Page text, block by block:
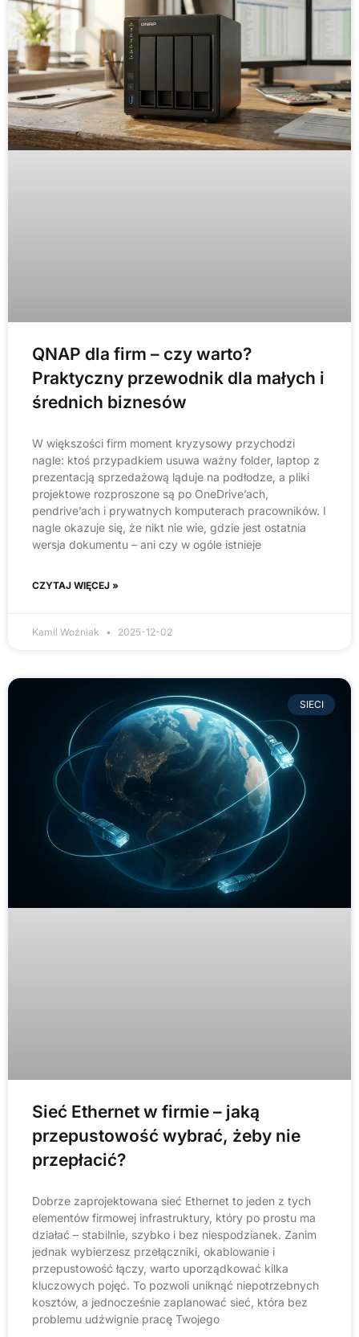
QNAP dla firm – czy warto?
Praktyczny przewodnik dla małych i
średnich biznesów
W większości firm moment kryzysowy przychodzi
nagle: ktoś przypadkiem usuwa ważny folder, laptop z
prezentacją sprzedażową ląduje na podłodze, a pliki
projektowe rozproszone są po OneDrive’ach,
pendrive’ach i prywatnych komputerach pracowników. I
nagle okazuje się, że nikt nie wie, gdzie jest ostatnia
wersja dokumentu – ani czy w ogóle istnieje
CZYTAJ WIĘCEJ »
Kamil Woźniak 2025-12-02
SIECI
Sieć Ethernet w firmie – jaką
przepustowość wybrać, żeby nie
przepłacić?
Dobrze zaprojektowana sieć Ethernet to jeden z tych
elementów firmowej infrastruktury, który po prostu ma
działać – stabilnie, szybko i bez niespodzianek. Zanim
jednak wybierzesz przełączniki, okablowanie i
przepustowość łączy, warto uporządkować kilka
kluczowych pojęć. To pozwoli uniknąć niepotrzebnych
kosztów, a jednocześnie zaplanować sieć, która bez
problemu udźwignie pracę Twojego